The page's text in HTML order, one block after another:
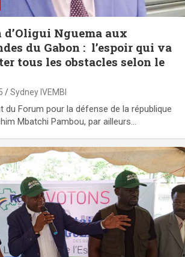
d’Oligui Nguema aux
du Gabon : l’espoir qui va
tous les obstacles selon le
Sydney IVEMBI
du Forum pour la défense de la république
Mbatchi Pambou, par ailleurs…